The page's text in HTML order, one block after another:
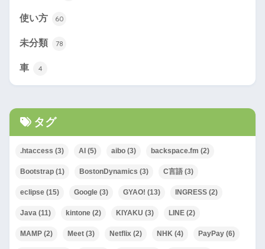
使い方 60
未分類 78
車 4
タグ
.htaccess (3) AI (5) aibo (3) backspace.fm (2)
Bootstrap (1) BostonDynamics (3) C言語 (3)
eclipse (15) Google (3) GYAO! (13) INGRESS (2)
Java (11) kintone (2) KIYAKU (3) LINE (2)
MAMP (2) Meet (3) Netflix (2) NHK (4) PayPay (6)